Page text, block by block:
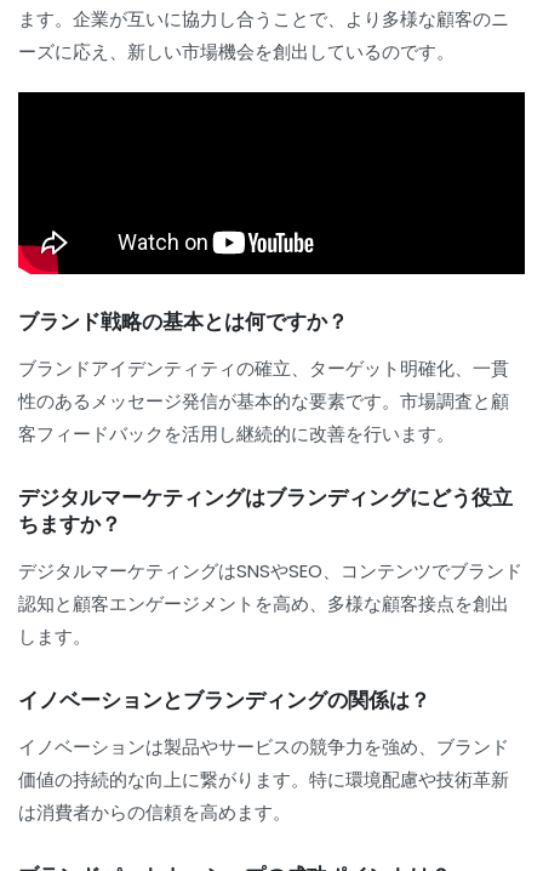
ます。企業が互いに協力し合うことで、より多様な顧客のニ
ーズに応え、新しい市場機会を創出しているのです。
ブランド戦略の基本とは何ですか？
ブランドアイデンティティの確立、ターゲット明確化、一貫
性のあるメッセージ発信が基本的な要素です。市場調査と顧
客フィードバックを活用し継続的に改善を行います。
デジタルマーケティングはブランディングにどう役立
ちますか？
デジタルマーケティングはSNSやSEO、コンテンツでブランド
認知と顧客エンゲージメントを高め、多様な顧客接点を創出
します。
イノベーションとブランディングの関係は？
イノベーションは製品やサービスの競争力を強め、ブランド
価値の持続的な向上に繋がります。特に環境配慮や技術革新
は消費者からの信頼を高めます。